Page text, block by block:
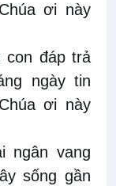
ơi này
con đáp trả
ngày tin
ơi này
ngân vang
sống gần